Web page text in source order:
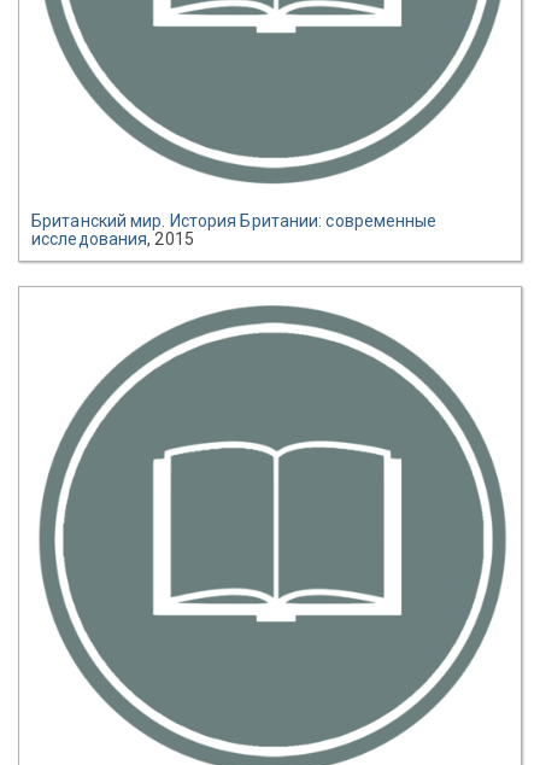
Британский мир. История Британии: современные
исследования, 2015